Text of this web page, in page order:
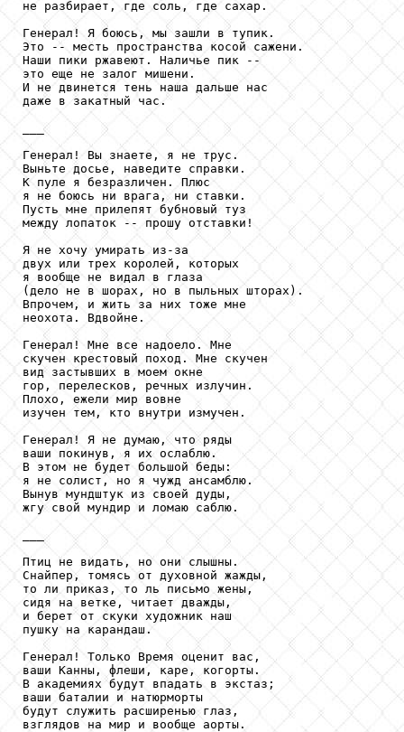
не разбирает, где соль, где сахар.
Генерал! Я боюсь, мы зашли в тупик.
Это -- месть пространства косой сажени.
Наши пики ржавеют. Наличье пик --
это еще не залог мишени.
И не двинется тень наша дальше нас
даже в закатный час.
___
Генерал! Вы знаете, я не трус.
Выньте досье, наведите справки.
К пуле я безразличен. Плюс
я не боюсь ни врага, ни ставки.
Пусть мне прилепят бубновый туз
между лопаток -- прошу отставки!
Я не хочу умирать из-за
двух или трех королей, которых
я вообще не видал в глаза
(дело не в шорах, но в пыльных шторах).
Впрочем, и жить за них тоже мне
неохота. Вдвойне.
Генерал! Мне все надоело. Мне
скучен крестовый поход. Мне скучен
вид застывших в моем окне
гор, перелесков, речных излучин.
Плохо, ежели мир вовне
изучен тем, кто внутри измучен.
Генерал! Я не думаю, что ряды
ваши покинув, я их ослаблю.
В этом не будет большой беды:
я не солист, но я чужд ансамблю.
Вынув мундштук из своей дуды,
жгу свой мундир и ломаю саблю.
Птиц не видать, но они слышны.
Снайпер, томясь от духовной жажды,
то ли приказ, то ль письмо жены,
сидя на ветке, читает дважды,
и берет от скуки художник наш
пушку на карандаш.
Генерал! Только Время оценит вас,
ваши Канны, флеши, каре, когорты.
В академиях будут впадать в экстаз;
ваши баталии и натюрморты
будут служить расширенью глаз,
взглядов на мир и вообще аорты.